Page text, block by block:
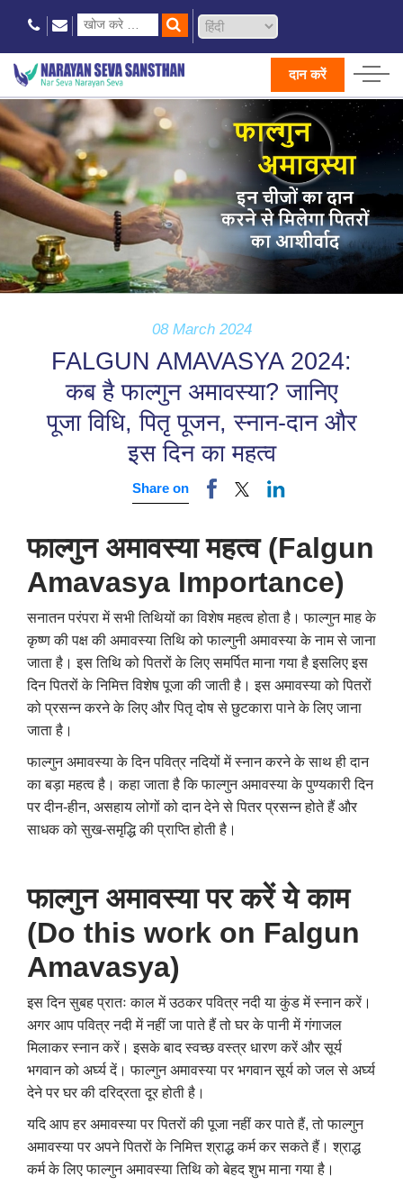
दान करें
08 March 2024
FALGUN AMAVASYA 2024:
कब है फाल्गुन अमावस्या? जानिए
पूजा विधि, पितृ पूजन, स्नान-दान और
इस दिन का महत्व
Share on
फाल्गुन अमावस्या महत्व (Falgun
Amavasya Importance)
सनातन परंपरा में सभी तिथियों का विशेष महत्व होता है। फाल्गुन माह के
कृष्ण की पक्ष की अमावस्या तिथि को फाल्गुनी अमावस्या के नाम से जाना
जाता है। इस तिथि को पितरों के लिए समर्पित माना गया है इसलिए इस
दिन पितरों के निमित्त विशेष पूजा की जाती है। इस अमावस्या को पितरों
को प्रसन्न करने के लिए और पितृ दोष से छुटकारा पाने के लिए जाना
जाता है।
फाल्गुन अमावस्या के दिन पवित्र नदियों में स्नान करने के साथ ही दान
का बड़ा महत्व है। कहा जाता है कि फाल्गुन अमावस्या के पुण्यकारी दिन
पर दीन-हीन, असहाय लोगों को दान देने से पितर प्रसन्न होते हैं और
साधक को सुख-समृद्धि की प्राप्ति होती है।
फाल्गुन अमावस्या पर करें ये काम
(Do this work on Falgun
Amavasya)
इस दिन सुबह प्रातः काल में उठकर पवित्र नदी या कुंड में स्नान करें।
अगर आप पवित्र नदी में नहीं जा पाते हैं तो घर के पानी में गंगाजल
मिलाकर स्नान करें। इसके बाद स्वच्छ वस्त्र धारण करें और सूर्य
भगवान को अर्घ्य दें। फाल्गुन अमावस्या पर भगवान सूर्य को जल से अर्घ्य
देने पर घर की दरिद्रता दूर होती है।
यदि आप हर अमावस्या पर पितरों की पूजा नहीं कर पाते हैं,तो फाल्गुन
अमावस्या पर अपने पितरों के निमित्त श्राद्ध कर्म कर सकते हैं। श्राद्ध
कर्म के लिए फाल्गुन अमावस्या तिथि को बेहद शुभ माना गया है।